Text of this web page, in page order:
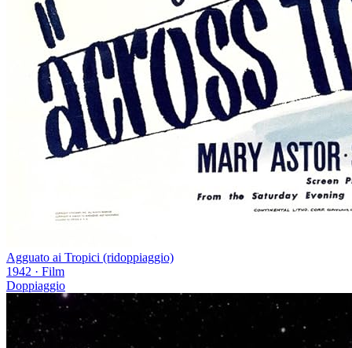
Agguato ai Tropici (ridoppiaggio)
1942 · Film
Doppiaggio